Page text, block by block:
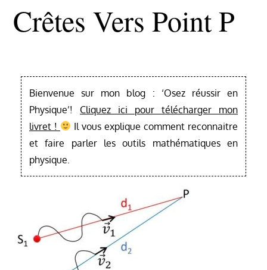
Crêtes Vers Point P
Bienvenue sur mon blog : ‘Osez réussir en
Physique’! Cliquez ici pour télécharger mon
livret !
Il vous explique comment reconnaitre
et faire parler les outils mathématiques en
physique.